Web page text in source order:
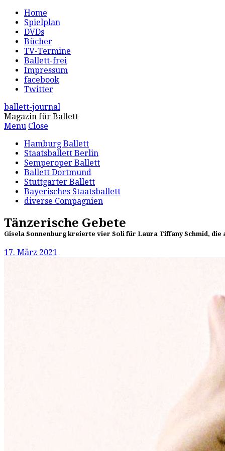
Home
Spielplan
DVDs
Bücher
TV-Termine
Ballett-frei
Impressum
facebook
Twitter
ballett-journal
Magazin für Ballett
Menu Close
Hamburg Ballett
Staatsballett Berlin
Semperoper Ballett
Ballett Dortmund
Stuttgarter Ballett
Bayerisches Staatsballett
diverse Compagnien
Tänzerische Gebete
Gisela Sonnenburg kreierte vier Soli für Laura Tiffany Schmid, die
17. März 2021